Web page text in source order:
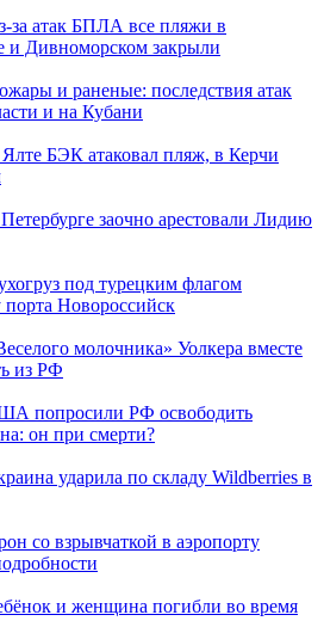
за атак БПЛА все пляжи в
и Дивноморском закрыли
и раненые: последствия атак
и на Кубани
БЭК атаковал пляж, в Керчи
заочно арестовали Лидию
под турецким флагом
Новороссийск
молочника» Уолкера вместе
из РФ
попросили РФ освободить
он при смерти?
ударила по складу Wildberries в
со взрывчаткой в аэропорту
и женщина погибли во время